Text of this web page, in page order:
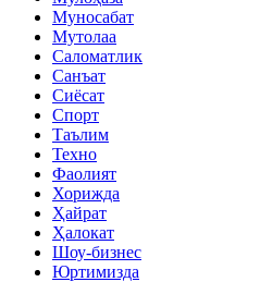
Муносабат
Мутолаа
Саломатлик
Санъат
Сиёсат
Спорт
Таълим
Техно
Фаолият
Хорижда
Ҳайрат
Ҳалокат
Шоу-бизнес
Юртимизда